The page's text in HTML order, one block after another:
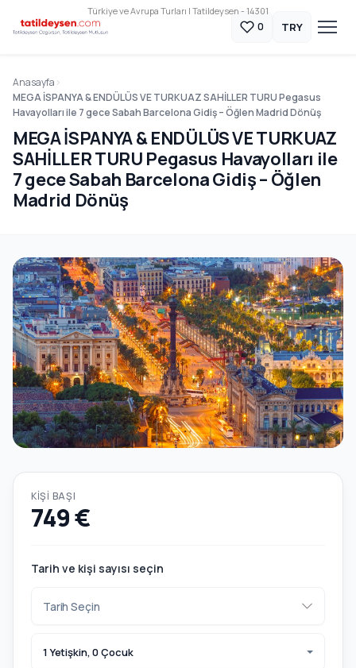
Türkiye ve Avrupa Turları | Tatildeysen - 14301
0 TRY
Anasayfa
MEGA İSPANYA & ENDÜLÜS VE TURKUAZ SAHİLLER TURU Pegasus
Havayolları ile 7 gece Sabah Barcelona Gidiş – Öğlen Madrid Dönüş
MEGA İSPANYA & ENDÜLÜS VE TURKUAZ
SAHİLLER TURU Pegasus Havayolları ile
7 gece Sabah Barcelona Gidiş – Öğlen
Madrid Dönüş
KIŞI BAŞI
749 €
Tarih ve kişi sayısı seçin
1 Yetişkin, 0 Çocuk